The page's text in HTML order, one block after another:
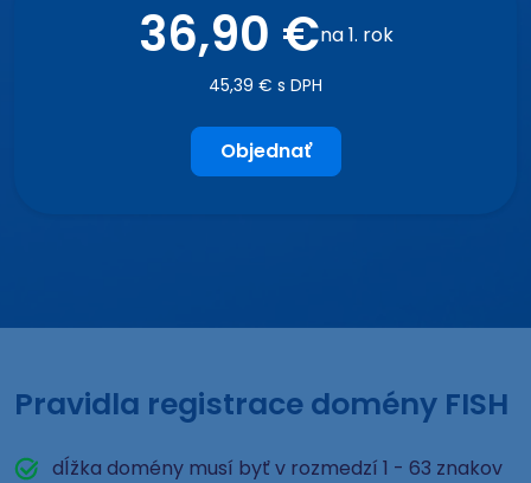
36,90 €na 1. rok
45,39 € s DPH
Objednať
Pravidla registrace domény FISH
dĺžka domény musí byť v rozmedzí 1 - 63 znakov